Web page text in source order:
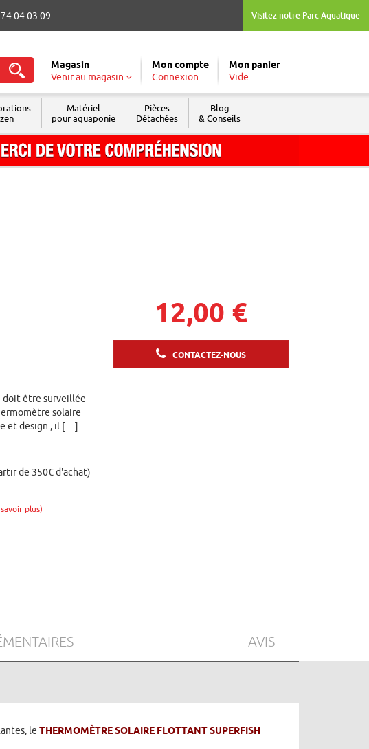
Visitez notre Parc Aquatique
04 03 09
Magasin
Venir au magasin
Mon compte
Connexion
Mon panier
Vide
zen
Matériel
pour aquaponie
Pièces
Détachées
Blog
& Conseils
doit être surveillée
solaire
et design , il […]
de 350€ d'achat)
plus)
12,00 €
CONTACTEZ-NOUS
AVIS
le THERMOMÈTRE SOLAIRE FLOTTANT SUPERFISH